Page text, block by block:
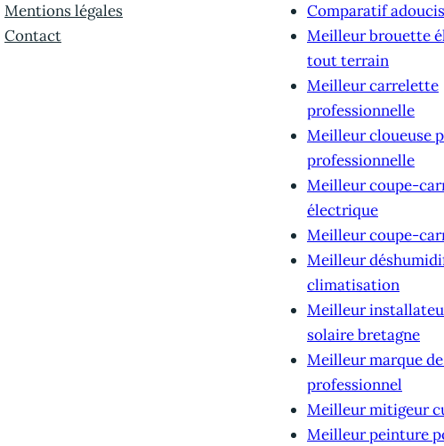
Mentions légales
Contact
Comparatif
Meilleur brouette
tout terrain
Meilleur carrelette
professionnelle
Meilleur cloueuse
professionnelle
Meilleur coupe-
électrique
Meilleur coupe-
Meilleur
climatisation
Meilleur
solaire bretagne
Meilleur marque
professionnel
Meilleur mitigeur
Meilleur peinture